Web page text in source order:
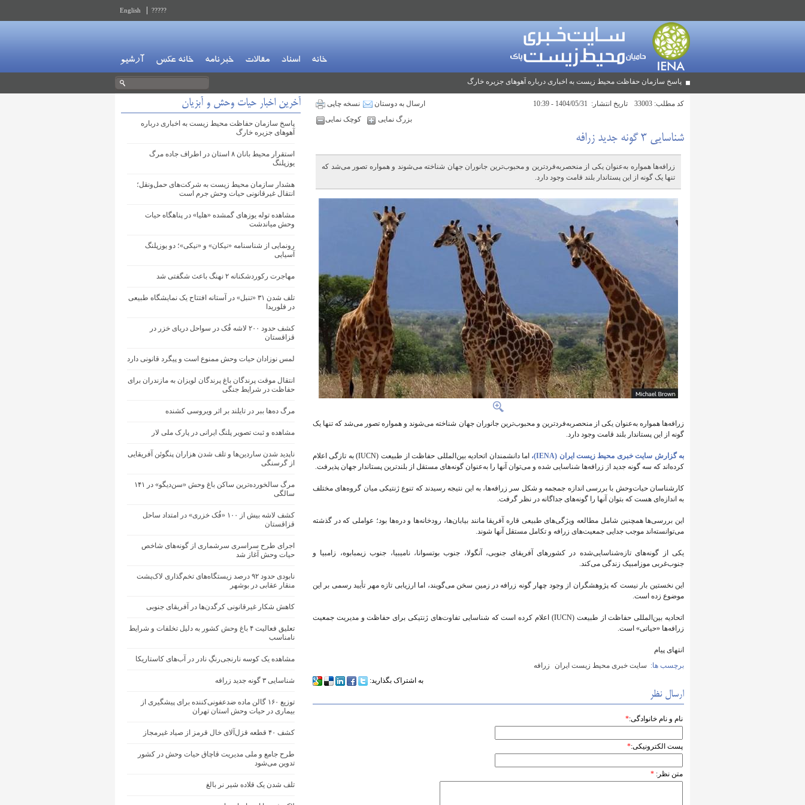
?????
English
خانه اسناد مقالات خبرنامه خانه عکس آرشیو
پاسخ سازمان حفاظت محیط زیست به اخباری درباره آهوهای جزیره خارگ
کد مطلب: تاریخ انتشار: نسخه چاپی
ارسال به دوستان
بزرگ نمایی
کوچک نمایی
شناسایی ۳ گونه جدید زرافه
زرافه‌ها همواره به‌عنوان یکی از منحصربه‌فردترین و محبوب‌ترین جانوران جهان شناخته می‌شوند و همواره تصور می‌شد که
تنها یک گونه از این پستاندار بلند قامت وجود دارد.
زرافه‌ها همواره به‌عنوان یکی از منحصربه‌فردترین و محبوب‌ترین جانوران جهان شناخته می‌شوند و همواره تصور می‌شد که تنها یک
گونه از این پستاندار بلند قامت وجود دارد.
به گزارش سایت خبری محیط زیست ایران (IENA)،
اما دانشمندان اتحادیه بین‌المللی حفاظت از طبیعت (IUCN) به تازگی اعلام
کرده‌اند که سه گونه جدید از زرافه‌ها شناسایی شده‌ و می‌توان آنها را به‌عنوان گونه‌های مستقل از بلندترین پستاندار جهان پذیرفت.
کارشناسان حیات‌وحش با بررسی اندازه جمجمه و شکل سر زرافه‌ها، به این نتیجه رسیدند که تنوع ژنتیکی میان گروه‌های مختلف
به اندازه‌ای هست که بتوان آنها را گونه‌های جداگانه در نظر گرفت.
این بررسی‌ها همچنین شامل مطالعه ویژگی‌های طبیعی قاره آفریقا مانند بیابان‌ها، رودخانه‌ها و دره‌ها بود؛ عواملی که در گذشته
می‌توانسته‌اند موجب جدایی جمعیت‌های زرافه و تکامل مستقل آنها شوند.
یکی از گونه‌های تازه‌شناسایی‌شده در کشورهای آفریقای جنوبی، آنگولا، جنوب بوتسوانا، نامیبیا، جنوب زیمبابوه، زامبیا و
جنوب‌غربی موزامبیک زندگی می‌کند.
این نخستین بار نیست که پژوهشگران از وجود چهار گونه زرافه در زمین سخن می‌گویند، اما ارزیابی تازه مهر تأیید رسمی بر این
موضوع زده است.
اتحادیه بین‌المللی حفاظت از طبیعت (IUCN) اعلام کرده است که شناسایی تفاوت‌های ژنتیکی برای حفاظت و مدیریت جمعیت
زرافه‌ها «حیاتی» است.
انتهای پیام
برچسب ها: سایت خبری محیط زیست ایران
زرافه‌
به اشتراک بگذارید:
ارسال نظر
نام و نام خانوادگی:*
پست الکترونیکی:*
متن نظر: *
آخرین اخبار حیات وحش و آبزیان
پاسخ سازمان حفاظت محیط زیست به اخباری درباره
آهوهای جزیره خارگ
استقرار محیط بانان ۸ استان در اطراف جاده مرگ
یوزپلنگ
هشدار سازمان محیط زیست به شرکت‌های حمل‌ونقل؛
انتقال غیرقانونی حیات‌ وحش جرم است
مشاهده توله‌ یوزهای گمشده «هلیا» در پناهگاه حیات
وحش میاندشت
رونمایی از شناسنامه «نیکان» و «نیکی»؛ دو یوزپلنگ
آسیایی
مهاجرت رکوردشکنانه ۲ نهنگ باعث شگفتی شد
تلف شدن ۳۱ «تنبل» در آستانه افتتاح یک نمایشگاه طبیعی
در فلوریدا
کشف حدود ۲۰۰ لاشه فُک در سواحل دریای خزر در
قزاقستان
لمس نوزادان حیات‌ وحش ممنوع است و پیگرد قانونی دارد
انتقال موقت پرندگان باغ پرندگان لویزان به مازندران برای
حفاظت در شرایط جنگی
مرگ ده‌ها ببر در تایلند بر اثر ویروسی کشنده
مشاهده و ثبت تصویر پلنگ ایرانی در پارک ملی لار
ناپدید شدن ساردین‌ها و تلف شدن هزاران پنگوئن آفریقایی
از گرسنگی
مرگ سالخورده‌ترین ساکن باغ وحش «سن‌دیگو» در ۱۴۱
سالگی
کشف لاشه بیش از ۱۰۰ «فُک خزری» در امتداد ساحل
قزاقستان
اجرای طرح سراسری سرشماری از گونه‌های شاخص
حیات‌ وحش آغاز شد
نابودی حدود ۹۲ درصد زیستگاه‌های تخم‌گذاری لاک‌پشت
منقار عقابی در بوشهر
کاهش شکار غیرقانونی کرگدن‌ها در آفریقای جنوبی
تعلیق فعالیت ۴ باغ‌ وحش کشور به دلیل تخلفات و شرایط
نامناسب
مشاهده یک کوسه نارنجی‌رنگِ نادر در آب‌های کاستاریکا
شناسایی ۳ گونه جدید زرافه
توزیع ۱۶۰ گالن ماده ضدعفونی‌کننده برای پیشگیری از
بیماری در حیات وحش استان تهران
کشف ۴۰ قطعه قزل‌آلای خال ‌قرمز از صیاد غیرمجاز
طرح جامع و ملی مدیریت قاچاق حیات وحش در کشور
تدوین می‌شود
تلف شدن یک قلاده شیر نر بالغ